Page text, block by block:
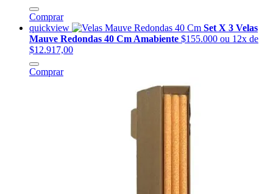
Comprar
quickview
Set X 3 Velas
Mauve Redondas 40 Cm Amabiente $155.000 ou 12x de
$12.917,00
Comprar